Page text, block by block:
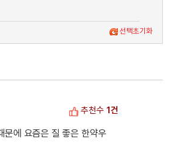
선택초기화
문에 요즘은 질 좋은 한약우
추천수1건